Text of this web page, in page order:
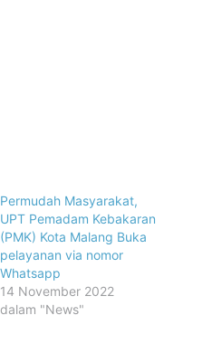
Permudah Masyarakat,
UPT Pemadam Kebakaran
(PMK) Kota Malang Buka
pelayanan via nomor
Whatsapp
14 November 2022
dalam "News"